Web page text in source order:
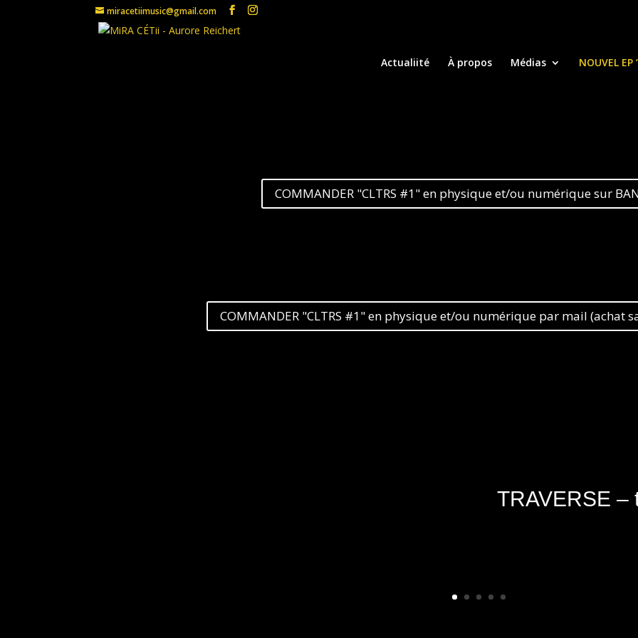
miracetiimusic@gmail.com
Actualiité À propos Médias NOUVEL EP
COMMANDER "CLTRS #1" en physique et/ou numérique sur
COMMANDER "CLTRS #1" en physique et/ou numérique par mail (achat
TRAVERSE –